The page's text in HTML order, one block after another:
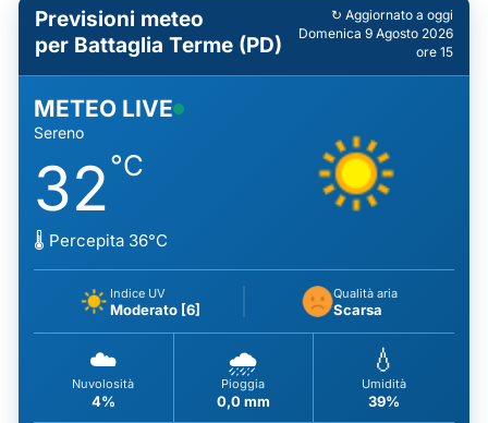
Previsioni meteo
per Battaglia Terme (PD)
↻ Aggiornato a oggi
Domenica 9 Agosto 2026
ore 15
METEO LIVE
Sereno
32°C
🌡️ Percepita 36°C
Indice UV
Moderato [6]
Qualità aria
Scarsa
☁️
Nuvolosità
4%
🌧️
Pioggia
0,0 mm
💧
Umidità
39%